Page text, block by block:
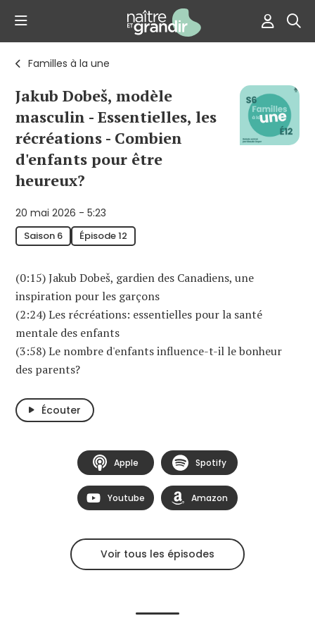
Familles à la une
Jakub Dobeš, modèle
masculin - Essentielles, les
récréations - Combien
d'enfants pour être
heureux?
20 mai 2026 - 5:23
Saison 6 Épisode 12
(0:15) Jakub Dobeš, gardien des Canadiens, une
inspiration pour les garçons
(2:24) Les récréations: essentielles pour la santé
mentale des enfants
(3:58) Le nombre d'enfants influence-t-il le bonheur
des parents?
Écouter
Apple Spotify
Youtube Amazon
Voir tous les épisodes